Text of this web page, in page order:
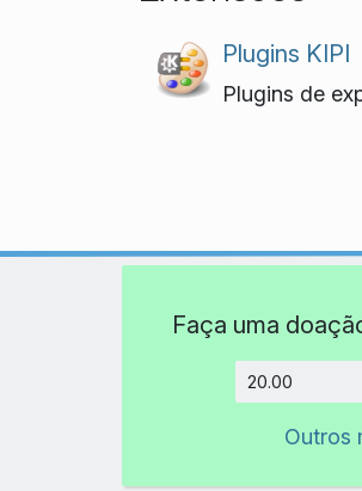
Plugins KIPI
Plugins de
Faça uma
Outros